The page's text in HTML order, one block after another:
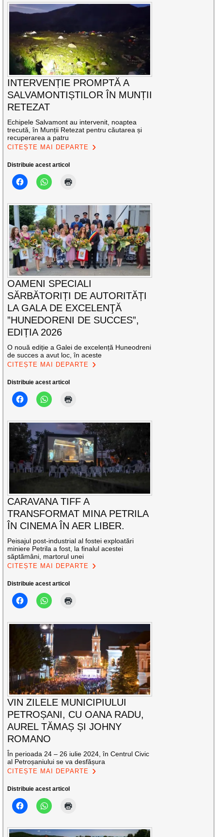
INTERVENȚIE PROMPTĂ A
SALVAMONTIȘTILOR ÎN MUNȚII
RETEZAT
Echipele Salvamont au intervenit, noaptea
trecută, în Munții Retezat pentru căutarea și
recuperarea a patru
CITEȘTE MAI DEPARTE
Distribuie acest articol
OAMENI SPECIALI
SĂRBĂTORIȚI DE AUTORITĂȚI
LA GALA DE EXCELENŢĂ
”HUNEDORENI DE SUCCES”,
EDIȚIA 2026
O nouă ediție a Galei de excelență Huneodreni
de succes a avut loc, în aceste
CITEȘTE MAI DEPARTE
Distribuie acest articol
CARAVANA TIFF A
TRANSFORMAT MINA PETRILA
ÎN CINEMA ÎN AER LIBER.
Peisajul post-industrial al fostei exploatări
miniere Petrila a fost, la finalul acestei
săptămâni, martorul unei
CITEȘTE MAI DEPARTE
Distribuie acest articol
VIN ZILELE MUNICIPIULUI
PETROȘANI, CU OANA RADU,
AUREL TĂMAȘ ȘI JOHNY
ROMANO
În perioada 24 – 26 iulie 2024, în Centrul Civic
al Petroșaniului se va desfășura
CITEȘTE MAI DEPARTE
Distribuie acest articol